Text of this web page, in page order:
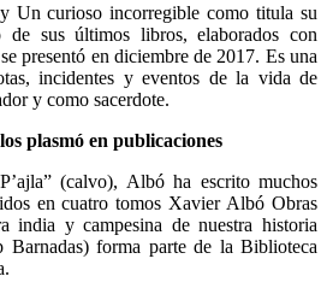
Un curioso incorregible como titula su
sus últimos libros, elaborados con
presentó en diciembre de 2017. Es una
incidentes y eventos de la vida de
y como sacerdote.
plasmó en publicaciones
(calvo), Albó ha escrito muchos
en cuatro tomos Xavier Albó Obras
india y campesina de nuestra historia
Barnadas) forma parte de la Biblioteca